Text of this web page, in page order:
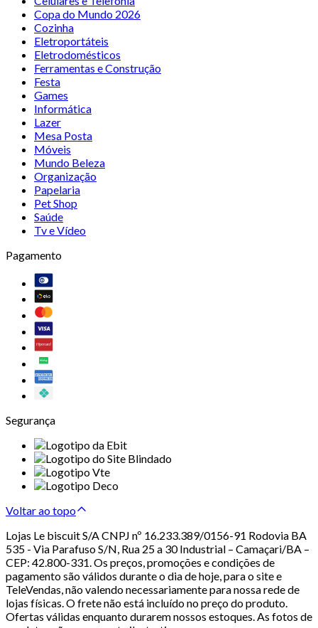
Copa do Mundo 2026
Cozinha
Eletroportáteis
Eletrodomésticos
Ferramentas e Construção
Festa
Games
Informática
Lazer
Mesa Posta
Móveis
Mundo Beleza
Organização
Papelaria
Pet Shop
Saúde
Tv e Vídeo
Pagamento
Segurança
Voltar ao topo
Lojas Le biscuit S/A CNPJ nº 16.233.389/0156-91 Rodovia BA
535 - Via Parafuso S/N, Rua 25 a 30 Industrial – Camaçari/BA –
CEP: 42.800-331. Os preços, promoções e condições de
pagamento são válidos durante o dia de hoje, para o site e
TeleVendas, não valendo necessariamente para nossa rede de
lojas físicas. O frete não está incluído no preço do produto.
Ofertas válidas enquanto durarem nossos estoques. As fotos de